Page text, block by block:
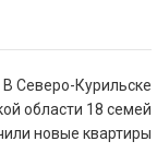
В Северо-Курильске
области 18 семей
новые квартиры